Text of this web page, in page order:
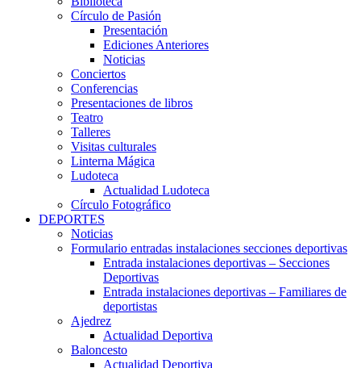
Círculo de Pasión
Presentación
Ediciones Anteriores
Noticias
Conciertos
Conferencias
Presentaciones de libros
Teatro
Talleres
Visitas culturales
Linterna Mágica
Ludoteca
Actualidad Ludoteca
Círculo Fotográfico
DEPORTES
Noticias
Formulario entradas instalaciones secciones deportivas
Entrada instalaciones deportivas – Secciones
Deportivas
Entrada instalaciones deportivas – Familiares de
deportistas
Ajedrez
Actualidad Deportiva
Baloncesto
Actualidad Deportiva